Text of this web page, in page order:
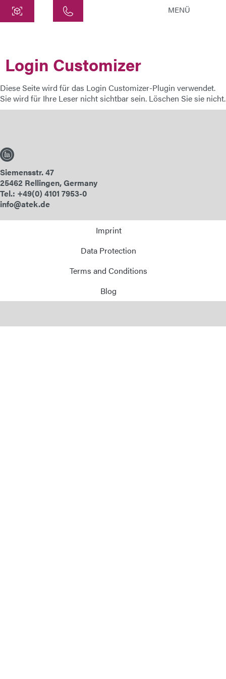
Siemensstraße 47
25462 Rellingen
info@atek.de
+49 4101 7953-0
Name
Company Name
MENÜ
Login Customizer
Diese Seite wird für das Login Customizer-Plugin verwendet.
Sie wird für Ihre Leser nicht sichtbar sein. Löschen Sie sie nicht.
Siemensstr. 47
25462 Rellingen, Germany
Tel.: +49(0) 4101 7953-0
info@atek.de
Imprint
Data Protection
Terms and Conditions
Blog